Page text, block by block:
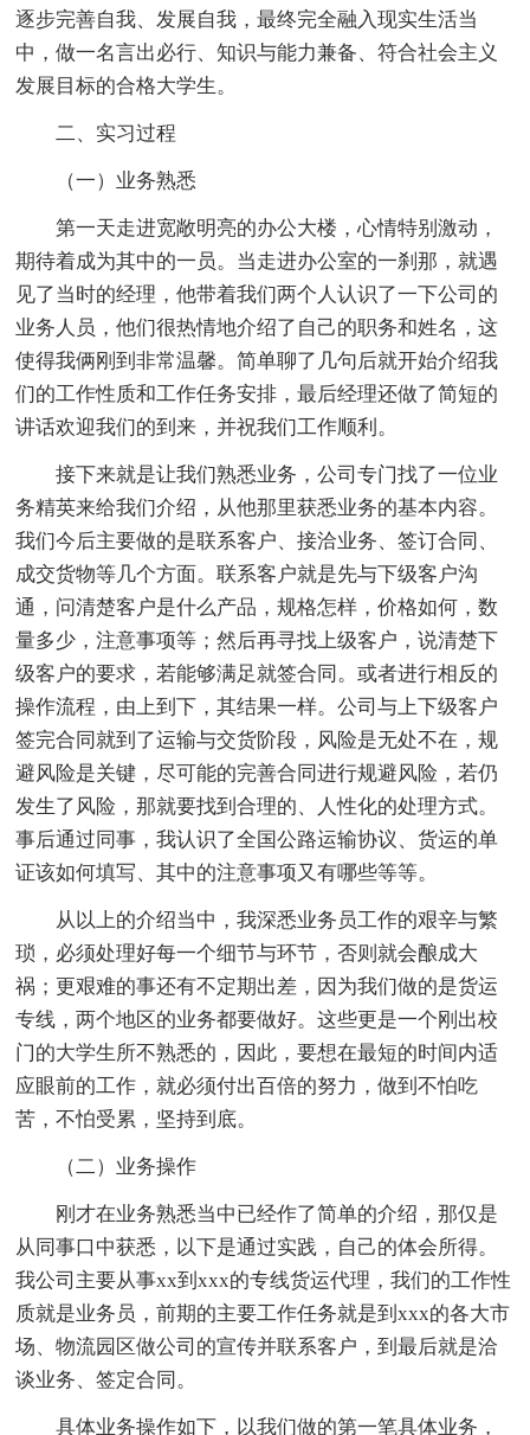
逐步完善自我、发展自我，最终完全融入现实生活当
中，做一名言出必行、知识与能力兼备、符合社会主义
发展目标的合格大学生。
二、实习过程
（一）业务熟悉
第一天走进宽敞明亮的办公大楼，心情特别激动，
期待着成为其中的一员。当走进办公室的一刹那，就遇
见了当时的经理，他带着我们两个人认识了一下公司的
业务人员，他们很热情地介绍了自己的职务和姓名，这
使得我俩刚到非常温馨。简单聊了几句后就开始介绍我
们的工作性质和工作任务安排，最后经理还做了简短的
讲话欢迎我们的到来，并祝我们工作顺利。
接下来就是让我们熟悉业务，公司专门找了一位业
务精英来给我们介绍，从他那里获悉业务的基本内容。
我们今后主要做的是联系客户、接洽业务、签订合同、
成交货物等几个方面。联系客户就是先与下级客户沟
通，问清楚客户是什么产品，规格怎样，价格如何，数
量多少，注意事项等；然后再寻找上级客户，说清楚下
级客户的要求，若能够满足就签合同。或者进行相反的
操作流程，由上到下，其结果一样。公司与上下级客户
签完合同就到了运输与交货阶段，风险是无处不在，规
避风险是关键，尽可能的完善合同进行规避风险，若仍
发生了风险，那就要找到合理的、人性化的处理方式。
事后通过同事，我认识了全国公路运输协议、货运的单
证该如何填写、其中的注意事项又有哪些等等。
从以上的介绍当中，我深悉业务员工作的艰辛与繁
琐，必须处理好每一个细节与环节，否则就会酿成大
祸；更艰难的事还有不定期出差，因为我们做的是货运
专线，两个地区的业务都要做好。这些更是一个刚出校
门的大学生所不熟悉的，因此，要想在最短的时间内适
应眼前的工作，就必须付出百倍的努力，做到不怕吃
苦，不怕受累，坚持到底。
（二）业务操作
刚才在业务熟悉当中已经作了简单的介绍，那仅是
从同事口中获悉，以下是通过实践，自己的体会所得。
我公司主要从事xx到xxx的专线货运代理，我们的工作性
质就是业务员，前期的主要工作任务就是到xxx的各大市
场、物流园区做公司的宣传并联系客户，到最后就是洽
谈业务、签定合同。
具体业务操作如下，以我们做的第一笔具体业务，